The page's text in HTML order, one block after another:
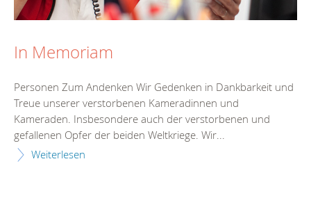
In Memoriam
Personen Zum Andenken Wir Gedenken in Dankbarkeit und
Treue unserer verstorbenen Kameradinnen und
Kameraden. Insbesondere auch der verstorbenen und
gefallenen Opfer der beiden Weltkriege. Wir...
Weiterlesen